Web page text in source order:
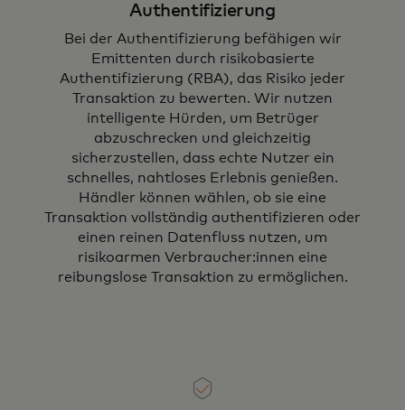
Authentifizierung
Bei der Authentifizierung befähigen wir
Emittenten durch risikobasierte
Authentifizierung (RBA), das Risiko jeder
Transaktion zu bewerten. Wir nutzen
intelligente Hürden, um Betrüger
abzuschrecken und gleichzeitig
sicherzustellen, dass echte Nutzer ein
schnelles, nahtloses Erlebnis genießen.
Händler können wählen, ob sie eine
Transaktion vollständig authentifizieren oder
einen reinen Datenfluss nutzen, um
risikoarmen Verbraucher:innen eine
reibungslose Transaktion zu ermöglichen.